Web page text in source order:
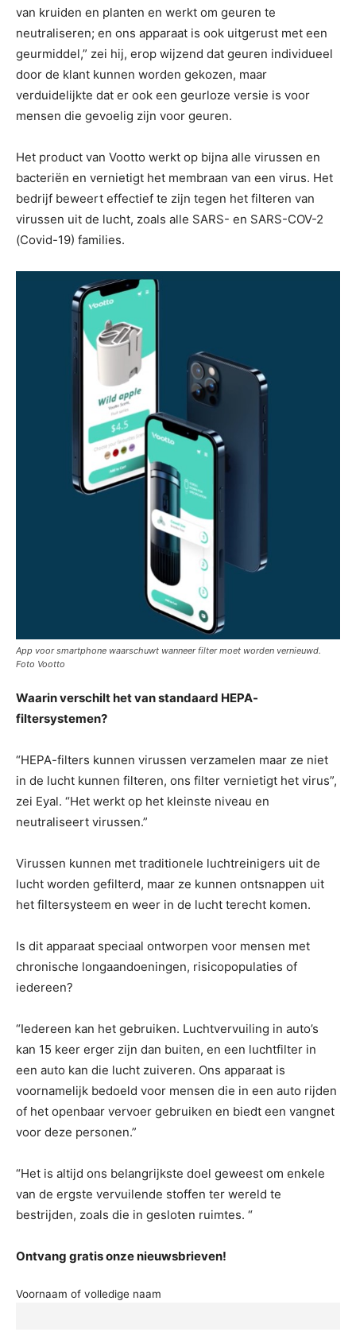
van kruiden en planten en werkt om geuren te
neutraliseren; en ons apparaat is ook uitgerust met een
geurmiddel,” zei hij, erop wijzend dat geuren individueel
door de klant kunnen worden gekozen, maar
verduidelijkte dat er ook een geurloze versie is voor
mensen die gevoelig zijn voor geuren.
Het product van Vootto werkt op bijna alle virussen en
bacteriën en vernietigt het membraan van een virus. Het
bedrijf beweert effectief te zijn tegen het filteren van
virussen uit de lucht, zoals alle SARS- en SARS-COV-2
(Covid-19) families.
App voor smartphone waarschuwt wanneer filter moet worden vernieuwd.
Foto Vootto
Waarin verschilt het van standaard HEPA-
filtersystemen?
“HEPA-filters kunnen virussen verzamelen maar ze niet
in de lucht kunnen filteren, ons filter vernietigt het virus”,
zei Eyal. “Het werkt op het kleinste niveau en
neutraliseert virussen.”
Virussen kunnen met traditionele luchtreinigers uit de
lucht worden gefilterd, maar ze kunnen ontsnappen uit
het filtersysteem en weer in de lucht terecht komen.
Is dit apparaat speciaal ontworpen voor mensen met
chronische longaandoeningen, risicopopulaties of
iedereen?
“Iedereen kan het gebruiken. Luchtvervuiling in auto’s
kan 15 keer erger zijn dan buiten, en een luchtfilter in
een auto kan die lucht zuiveren. Ons apparaat is
voornamelijk bedoeld voor mensen die in een auto rijden
of het openbaar vervoer gebruiken en biedt een vangnet
voor deze personen.”
“Het is altijd ons belangrijkste doel geweest om enkele
van de ergste vervuilende stoffen ter wereld te
bestrijden, zoals die in gesloten ruimtes. “
Ontvang gratis onze nieuwsbrieven!
Voornaam of volledige naam